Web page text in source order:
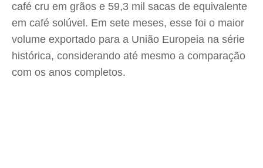
café cru em grãos e 59,3 mil sacas de equivalente
em café solúvel. Em sete meses, esse foi o maior
volume exportado para a União Europeia na série
histórica, considerando até mesmo a comparação
com os anos completos.